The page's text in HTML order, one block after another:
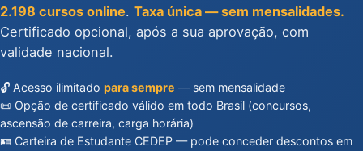
2.198 cursos online. Taxa única — sem mensalidades.
Certificado opcional, após a sua aprovação, com
validade nacional.
🔓 Acesso ilimitado para sempre — sem mensalidade
📜 Opção de certificado válido em todo Brasil (concursos,
ascensão de carreira, carga horária)
🪪 Carteira de Estudante CEDEP — pode conceder descontos em